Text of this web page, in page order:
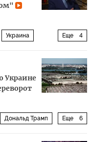
Еще 4
Украина
Украине
Еще 6
Дональд Трамп